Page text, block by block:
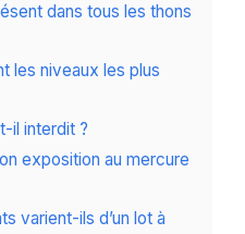
dans tous les thons
les niveaux les plus
il interdit ?
exposition au mercure
varient-ils d’un lot à